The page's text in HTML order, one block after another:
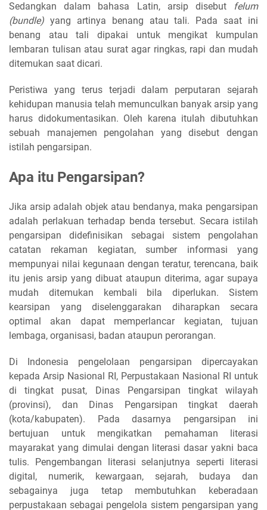
Sedangkan dalam bahasa Latin, arsip disebut
felum
(bundle) yang artinya benang atau tali. Pada saat ini
benang atau tali dipakai untuk mengikat kumpulan
lembaran tulisan atau surat agar ringkas, rapi dan mudah
ditemukan saat dicari.
Peristiwa yang terus terjadi dalam perputaran sejarah
kehidupan manusia telah memunculkan banyak arsip yang
harus didokumentasikan. Oleh karena itulah dibutuhkan
sebuah manajemen pengolahan yang disebut dengan
istilah pengarsipan.
Apa itu Pengarsipan?
Jika arsip adalah objek atau bendanya, maka pengarsipan
adalah perlakuan terhadap benda tersebut. Secara istilah
pengarsipan didefinisikan sebagai sistem pengolahan
catatan rekaman kegiatan, sumber informasi yang
mempunyai nilai kegunaan dengan teratur, terencana, baik
itu jenis arsip yang dibuat ataupun diterima, agar supaya
mudah ditemukan kembali bila diperlukan. Sistem
kearsipan yang diselenggarakan diharapkan secara
optimal akan dapat memperlancar kegiatan, tujuan
lembaga, organisasi, badan ataupun perorangan.
Di Indonesia pengelolaan pengarsipan dipercayakan
kepada Arsip Nasional RI, Perpustakaan Nasional RI untuk
di tingkat pusat, Dinas Pengarsipan tingkat wilayah
(provinsi), dan Dinas Pengarsipan tingkat daerah
(kota/kabupaten). Pada dasarnya pengarsipan ini
bertujuan untuk mengikatkan pemahaman literasi
mayarakat yang dimulai dengan literasi dasar yakni baca
tulis. Pengembangan literasi selanjutnya seperti literasi
digital, numerik, kewargaan, sejarah, budaya dan
sebagainya juga tetap membutuhkan keberadaan
perpustakaan sebagai pengelola sistem pengarsipan yang